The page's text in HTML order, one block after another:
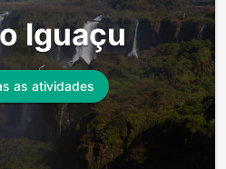
Iguaçu
as atividades